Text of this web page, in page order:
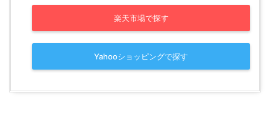
楽天市場で探す
Yahooショッピングで探す